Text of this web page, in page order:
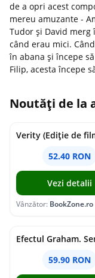
de a opri acest
mereu amuzante -
Tudor și David
când erau mici.
în abana și începe
Filip, acesta începe
Noutăți de la
Verity (Ediție de
52.40 RON
Vezi detalii
Vânzător: BookZone.ro
59.90 RON